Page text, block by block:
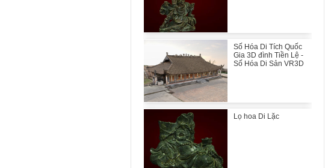
Số Hóa Di Tích Quốc
Gia 3D đình Tiền Lệ -
Số Hóa Di Sản VR3D
Lọ hoa Di Lặc